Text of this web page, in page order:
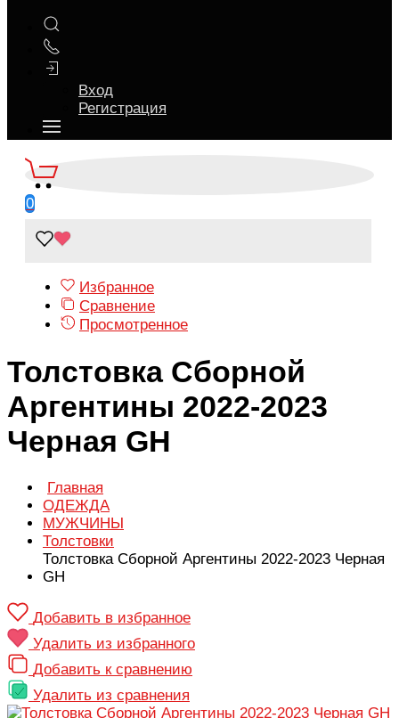
Вход
Регистрация
0
Избранное
Сравнение
Просмотренное
Толстовка Сборной
Аргентины 2022-2023
Черная GH
Главная
ОДЕЖДА
МУЖЧИНЫ
Толстовки
Толстовка Сборной Аргентины 2022-2023 Черная
GH
Добавить в избранное
Удалить из избранного
Добавить к сравнению
Удалить из сравнения